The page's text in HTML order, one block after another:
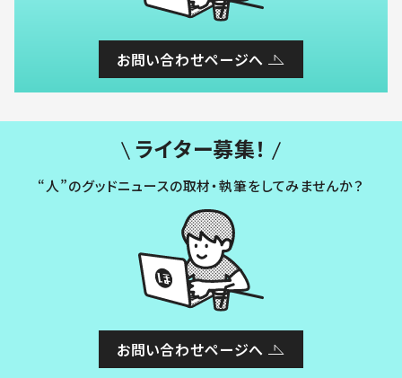
お問い合わせページへ
ライター募集！
“人”のグッドニュースの取材・執筆をしてみませんか？
お問い合わせページへ